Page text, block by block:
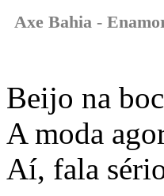
Axe Bahia -
Beijo na
A moda
Aí, fala